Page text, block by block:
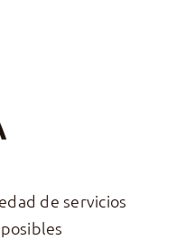
de servicios